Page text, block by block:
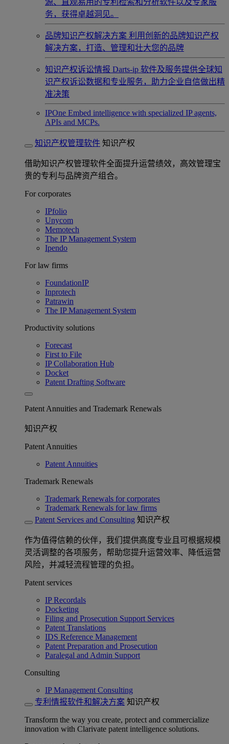
源、直观易用的专利检索和分析软件以及专家服
务，获得卓越洞见。
品牌知识产权解决方案 利用创新的品牌知识产权
解决方案，打造、管理和壮大您的品牌
知识产权诉讼情报 Darts-ip 软件及服务提供全球知
识产权诉讼数据和专业服务，助力企业自信做出精
准决策
IPOne Embed intelligence with specialized IP agents,
APIs and MCPs.
知识产权管理软件 知识产权
借助知识产权管理软件全面提升运营绩效，高效管理宝
贵的专利与品牌资产组合。
For corporates
IPfolio
Unycom
Memotech
The IP Management System
Ipendo
For law firms
FoundationIP
Inprotech
Patrawin
The IP Management System
Productivity solutions
Forecast
First to File
IP Collaboration Hub
Docket
Patent Drafting Software
Patent Annuities and Trademark Renewals
知识产权
Patent Annuities
Patent Annuities
Trademark Renewals
Trademark Renewals for corporates
Trademark Renewals for law firms
Patent Services and Consulting 知识产权
作为值得信赖的伙伴，我们提供高度专业且可根据规模
灵活调整的各项服务，帮助您提升运营效率、降低运营
风险，并减轻流程管理的负担。
Patent services
IP Recordals
Docketing
Filing and Prosecution Support Services
Patent Translations
IDS Reference Management
Patent Preparation and Prosecution
Paralegal and Admin Support
Consulting
IP Management Consulting
专利情报软件和解决方案 知识产权
Transform the way you create, protect and commercialize
innovation with Clarivate patent intelligence solutions.